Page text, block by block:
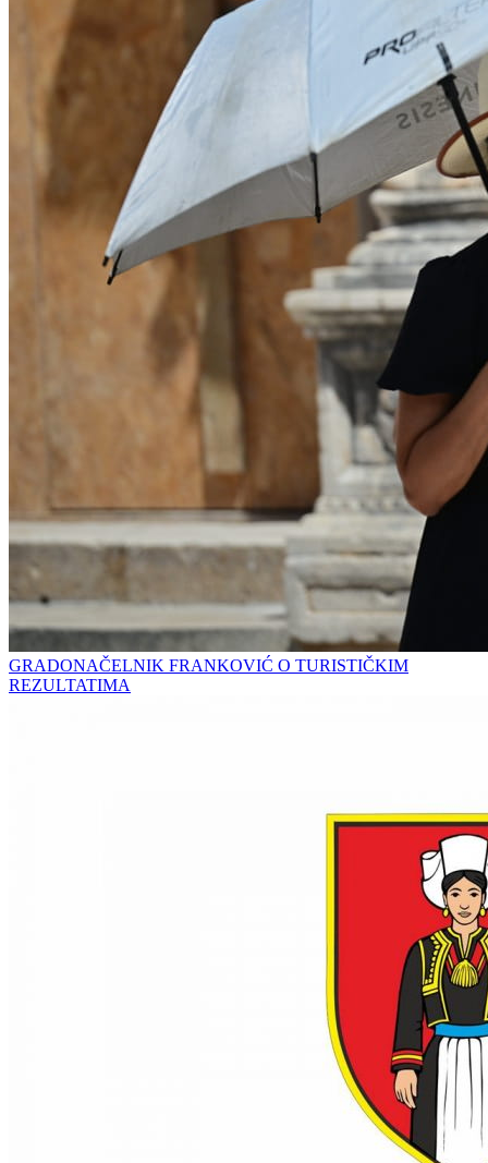
GRADONAČELNIK FRANKOVIĆ O TURISTIČKIM
REZULTATIMA